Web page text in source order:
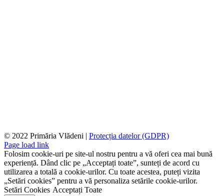
© 2022 Primăria Vlădeni | Protecția datelor (GDPR)
Page load link
Folosim cookie-uri pe site-ul nostru pentru a vă oferi cea mai bună
experiență. Dând clic pe „Acceptați toate”, sunteți de acord cu
utilizarea a totală a cookie-urilor. Cu toate acestea, puteți vizita
„Setări cookies” pentru a vă personaliza setările cookie-urilor.
Setări Cookies Acceptați Toate